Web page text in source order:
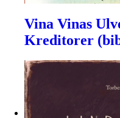
Vina Vinas
Kreditorer